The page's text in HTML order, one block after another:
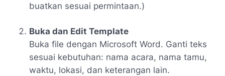
buatkan sesuai permintaan.)
Buka dan Edit Template
Buka file dengan Microsoft Word. Ganti teks
sesuai kebutuhan: nama acara, nama tamu,
waktu, lokasi, dan keterangan lain.